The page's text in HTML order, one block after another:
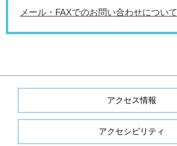
メール・FAXでのお問い合わせについて
アクセス情報
アクセシビリティ